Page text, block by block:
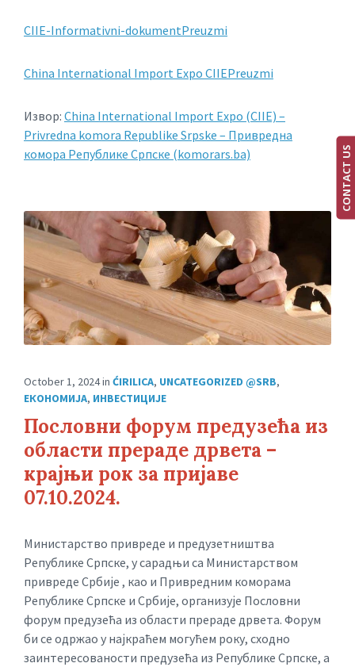
CIIE-Informativni-dokumentPreuzmi
China International Import Expo CIIEPreuzmi
Извор: China International Import Expo (CIIE) –
Privredna komora Republike Srpske – Привредна
комора Републике Српске (komorars.ba)
October 1, 2024in ĆIRILICA, UNCATEGORIZED @SRB,
ЕКОНОМИЈА, ИНВЕСТИЦИЈЕ
Пословни форум предузећа из
области прераде дрвета –
крајњи рок за пријаве
07.10.2024.
Министарство привреде и предузетништва
Републике Српске, у сарадњи са Министарством
привреде Србије , као и Привредним коморама
Републике Српске и Србије, организује Пословни
форум предузећа из области прераде дрвета. Форум
би се одржао у најкраћем могућем року, сходно
заинтересованости предузећа из Републике Српске, а
CONTACT US